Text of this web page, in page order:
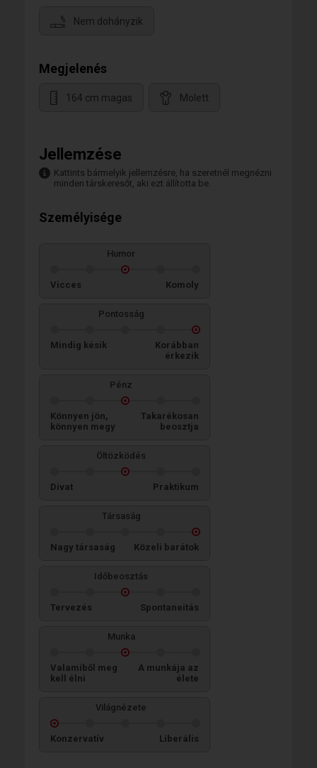
Nem dohányzik
Megjelenés
164 cm magas Molett
Jellemzése
Kattints bármelyik jellemzésre, ha szeretnél megnézni
minden társkeresőt, aki ezt állította be.
Személyisége
Humor
Vicces Komoly
Pontosság
Mindig késik
Korábban
érkezik
Pénz
Könnyen jön,
könnyen megy
Takarékosan
beosztja
Öltözködés
Divat Praktikum
Társaság
Nagy társaság Közeli barátok
Időbeosztás
Tervezés Spontaneitás
Munka
Valamiből meg
kell élni
A munkája az
élete
Világnézete
Konzervatív Liberális